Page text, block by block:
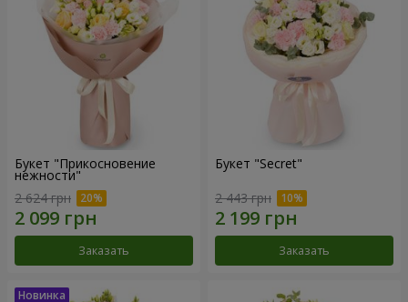
Букет "Прикосновение
нежности"
2 624 грн
Заказать
Букет "Secret"
2 443 грн
Заказать